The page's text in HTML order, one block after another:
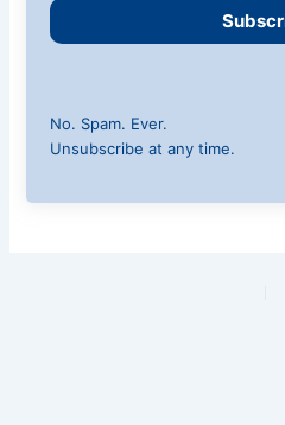
No. Spam. Ever.
Unsubscribe at any time.